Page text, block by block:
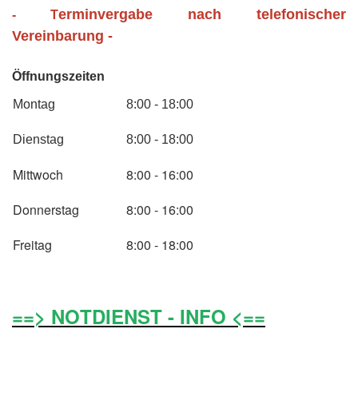
- Terminvergabe nach telefonischer
Vereinbarung -
Öffnungszeiten
Montag 8:00 - 18:00
Dienstag 8:00 - 18:00
Mittwoch
8:00 - 16:00
Donnerstag
8:00 - 16:00
Freitag
8:00 - 18:00
==> NOTDIENST - INFO <==